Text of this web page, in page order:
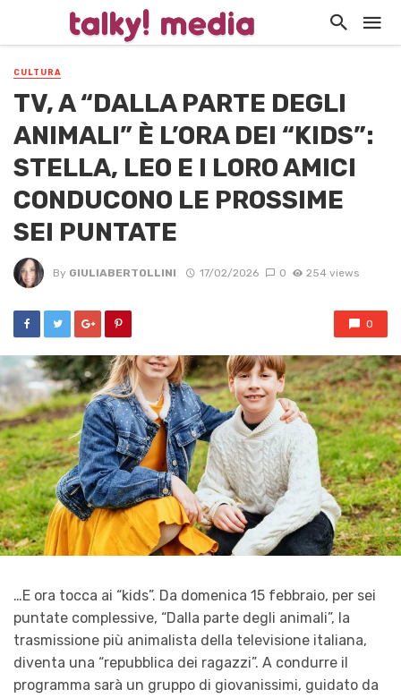
CULTURA
TV, A “DALLA PARTE DEGLI
ANIMALI” È L’ORA DEI “KIDS”:
STELLA, LEO E I LORO AMICI
CONDUCONO LE PROSSIME
SEI PUNTATE
By GIULIABERTOLLINI 17/02/2026 0 254 views
0
…E ora tocca ai “kids”. Da domenica 15 febbraio, per sei
puntate complessive, “Dalla parte degli animali”, la
trasmissione più animalista della televisione italiana,
diventa una “repubblica dei ragazzi”. A condurre il
programma sarà un gruppo di giovanissimi, guidato da